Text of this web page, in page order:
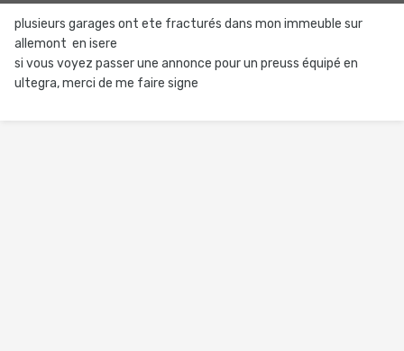
plusieurs garages ont ete fracturés dans mon immeuble sur
allemont en isere
si vous voyez passer une annonce pour un preuss équipé en
ultegra, merci de me faire signe